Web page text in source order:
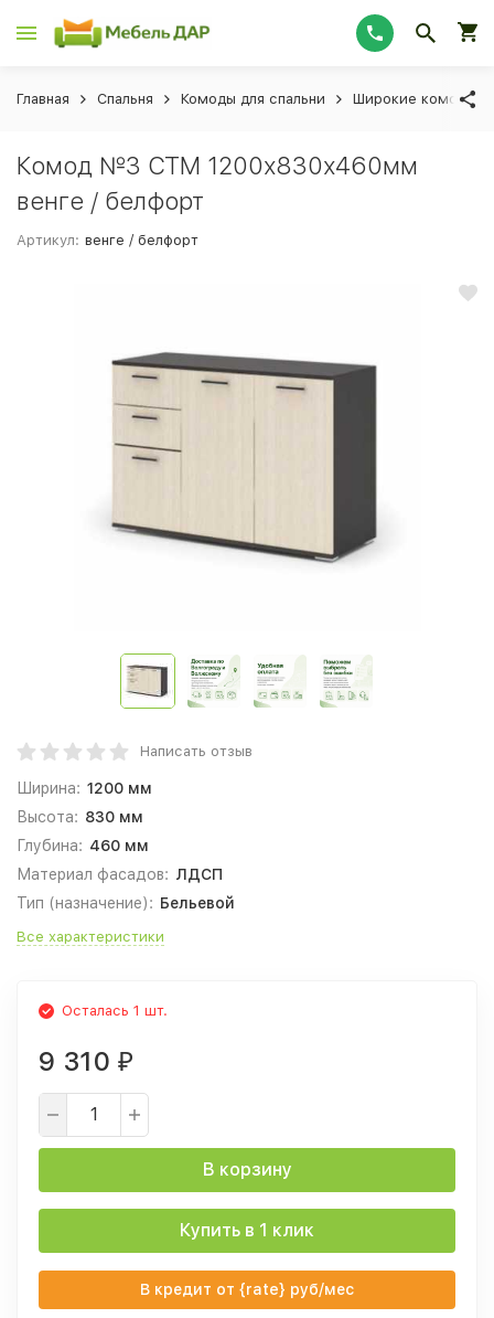
Главная Спальня Комоды для спальни Широкие комоды
Комод №3 СТМ 1200х830х460мм
венге / белфорт
Артикул: венге / белфорт
Написать отзыв
Ширина: 1200 мм
Высота: 830 мм
Глубина: 460 мм
Материал фасадов: ЛДСП
Тип (назначение): Бельевой
Все характеристики
Осталась 1 шт.
9 310 ₽
В корзину
Купить в 1 клик
В кредит от {rate} руб/мес